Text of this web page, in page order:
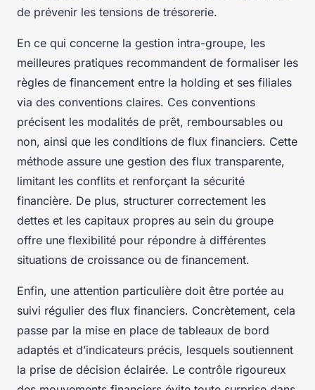
de prévenir les tensions de trésorerie.
En ce qui concerne la gestion intra-groupe, les
meilleures pratiques recommandent de formaliser les
règles de financement entre la holding et ses filiales
via des conventions claires. Ces conventions
précisent les modalités de prêt, remboursables ou
non, ainsi que les conditions de flux financiers. Cette
méthode assure une gestion des flux transparente,
limitant les conflits et renforçant la sécurité
financière. De plus, structurer correctement les
dettes et les capitaux propres au sein du groupe
offre une flexibilité pour répondre à différentes
situations de croissance ou de financement.
Enfin, une attention particulière doit être portée au
suivi régulier des flux financiers. Concrètement, cela
passe par la mise en place de tableaux de bord
adaptés et d’indicateurs précis, lesquels soutiennent
la prise de décision éclairée. Le contrôle rigoureux